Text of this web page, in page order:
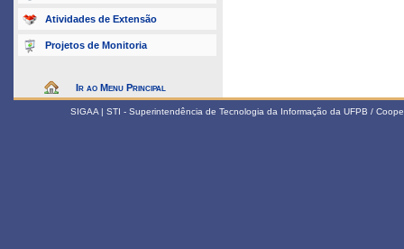
Atividades de Extensão
Projetos de Monitoria
Ir ao Menu Principal
SIGAA | STI - Superintendência de Tecnologia da Informação da UFPB /